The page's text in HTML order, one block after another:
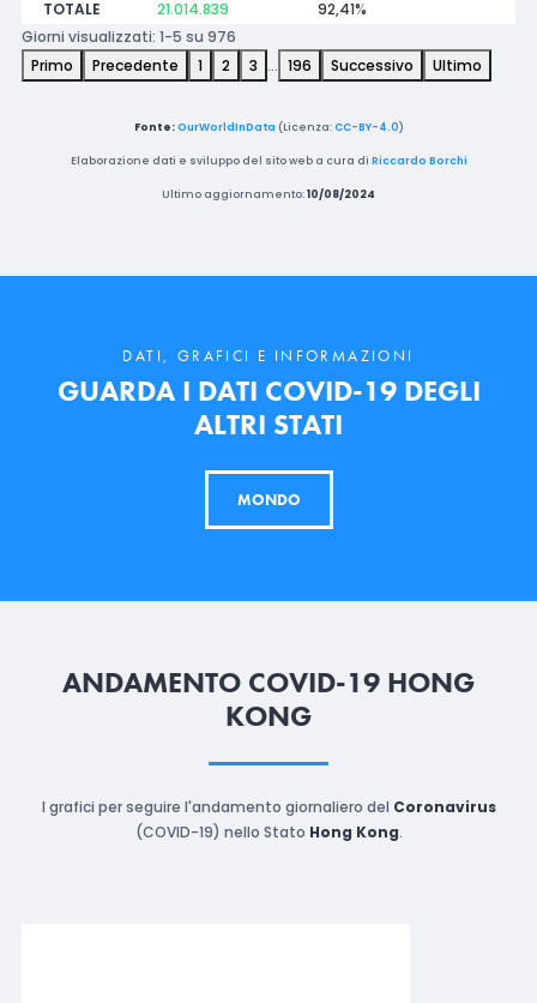
TOTALE 21.014.839
92,41%
Giorni visualizzati: 1-5 su 976
Primo
Precedente 1 2 3 … 196 Successivo Ultimo
Fonte: OurWorldInData (Licenza:CC-BY-4.0)
Elaborazione dati e sviluppo del sito web a cura di Riccardo Borchi
Ultimo aggiornamento:10/08/2024
DATI, GRAFICI E INFORMAZIONI
GUARDA I DATI COVID-19 DEGLI
ALTRI STATI
MONDO
ANDAMENTO COVID-19 HONG
KONG
I grafici per seguire l'andamento giornaliero del Coronavirus
(COVID-19) nello Stato Hong Kong.